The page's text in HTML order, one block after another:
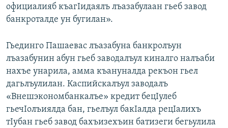
официалияб къагIидаялъ лъазабулаан гьеб завод
банкроталде ун бугилан».
Гьединго Пашаевас лъазабуна банкролъун
лъазабунин абун гьеб заводалъул киналго налъаби
нахъе унарила, амма къануналда рекъон гьел
дагьлъулилан. Каспийскалъул заводалъ
«Внешэкономбанкалъе» кредит бецIулеб
гьечIолъиялда бан, гьелъул бакIалда рецIалихъ
тIубан гьеб завод бахъизехъин батизеги бегьулила